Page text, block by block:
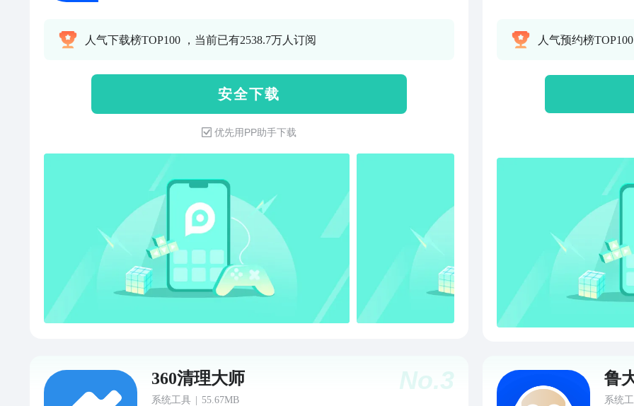
加速】清理加速能力升级，释放空间告别卡慢【微信清理】
查杀】安全防护全新升级，软件云查风险提醒【隐私保险
箱】个性化守护的您的个人隐私【安全可靠】病毒、系统、
充电检测360度安全护航
人气下载榜TOP100 ，当前已有2538.7万人订阅
安 全 下 载
优先用PP助手下载
通知
人气预约榜
No.3
360清理大师
系统工具 55.67MB
鲁
系统